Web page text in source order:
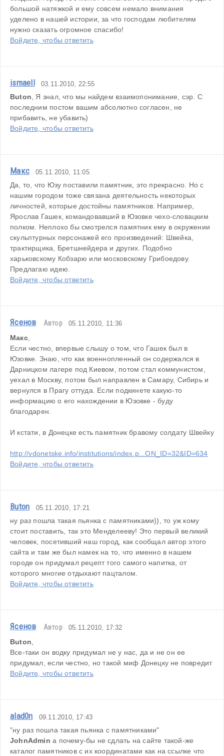
большой натяжкой и ему совсем немало внимания
уделено в нашей истории, за что господам любителям
нужно сказать огромное спасибо!
Войдите, чтобы ответить
ismaell 03.11.2010, 22:55
Buton, Я знал, что мы найдем взаимопонимание, сэр. С
последним постом вашим абсолютно согласен, не
прибавить, не убавить)
Войдите, чтобы ответить
Макс 05.11.2010, 11:05
Да, то, что Юзу поставили памятник, это прекрасно. Но с
нашим городом тоже связана деятельность некоторых
личностей, которые достойны памятников. Например,
Ярослав Гашек, командовавший в Юзовке чехо-словацким
полком. Неплохо бы смотрелся памятник ему в окружении
скульптурных персонажей его произведений: Швейка,
трактирщика, Бретшнейдера и других. Подобно
харьковскому Кобзарю или московскому Грибоедову.
Предлагаю идею.
Войдите, чтобы ответить
Ясенов Автор 05.11.2010, 11:36
Макс,
Если честно, впервые слышу о том, что Гашек был в
Юзовке. Знаю, что как военнопленный он содержался в
Дарницком лагере под Киевом, потом стал коммунистом,
уехал в Москву, потом был направлен в Самару, Сибирь и
вернулся в Прагу оттуда. Если подкинете какую-то
информацию о его нахождении в Юзовке - буду
благодарен.
И кстати, в Донецке есть памятник бравому солдату Швейку
http://vdonetske.info/institutions/index.p...ON_ID=32&ID=634
Войдите, чтобы ответить
Buton 05.11.2010, 17:21
ну раз пошла такая пьянка с памятниками)), то уж кому
стоит поставить, так это Менделееву! Это первый великий
человек, посетивший наш город, как сообщал автор этого
сайта и там же был намек на то, что именно в нашем
городе он придумал рецепт того самого напитка, от
которого многие отдыхают пацталом.
Войдите, чтобы ответить
Ясенов Автор 05.11.2010, 17:32
Buton,
Все-таки он водку придумал не у нас, да и не он ее
придумал, если честно, но такой миф Донецку не повредит
Войдите, чтобы ответить
alad0n 09.11.2010, 17:43
"ну раз пошла такая пьянка с памятниками"
JohnAdmin а почему-бы не сдлать на сайте такой-же
каталог памятников с их координатами как на ссылке что